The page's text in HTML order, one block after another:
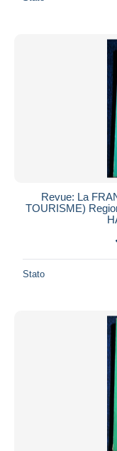
Revue: La
TOURISME)
Stato